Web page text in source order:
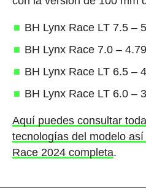
BH Lynx Race LT 7.5 –
BH Lynx Race 7.0 –
BH Lynx Race LT 6.5 –
BH Lynx Race LT 6.0 –
Aquí puedes consultar
tecnologías del modelo
Race 2024 completa.